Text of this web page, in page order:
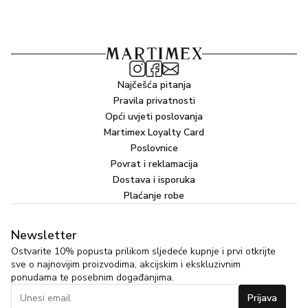
(Nettle) Extract, Styrax Benzoin Resin Oil, Benzaldehyde,
Benzoic Acid, Benzyl Benzoate, Cinnamic Acid, Coniferyl
Benzoate, Vanillin, Vitis Vinifera (Grape) Seed Oil,
Phenoxyethanol, Sodium Benzoate, Ethylhexylglycerin,
Caramel, Bismuth Oxychloride (CI 77163), Yellow 5 (CI
19140), Benzyl Salicylate, Alpha-Isomethyl Ionone,
Hexyl Cinnamal, Coumarin, Hydroxycitronellal, Linalool,
*Proizvođač može odlučiti promijeniti sastav proizvoda.
pakiranju.
Najčešća pitanja
Pravila privatnosti
Opći uvjeti poslovanja
Martimex Loyalty Card
Poslovnice
Povrat i reklamacija
Dostava i isporuka
Plaćanje robe
Newsletter
Ostvarite 10% popusta prilikom sljedeće kupnje i prvi otkrijte
sve o najnovijim proizvodima, akcijskim i ekskluzivnim
ponudama te posebnim događanjima.
Prijava